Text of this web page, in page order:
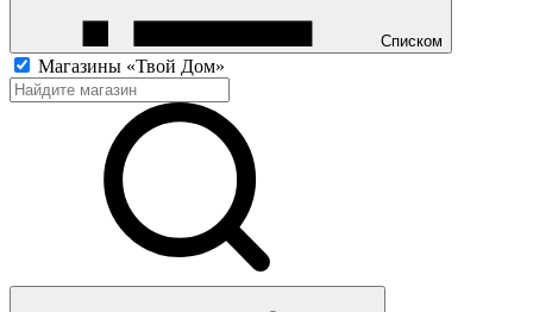
Списком
Магазины «Твой Дом»